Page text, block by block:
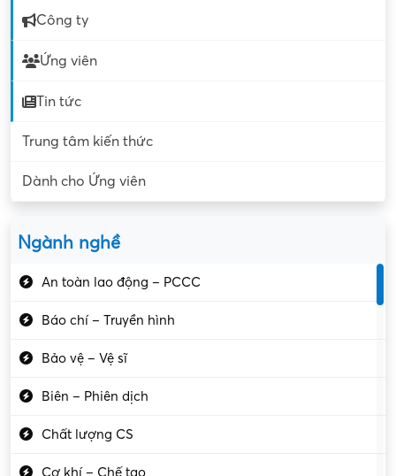
Công ty
Ứng viên
Tin tức
Trung tâm kiến thức
Dành cho Ứng viên
Ngành nghề
An toàn lao động – PCCC
Báo chí – Truyền hình
Bảo vệ – Vệ sĩ
Biên – Phiên dịch
Chất lượng CS
Cơ khí – Chế tạo